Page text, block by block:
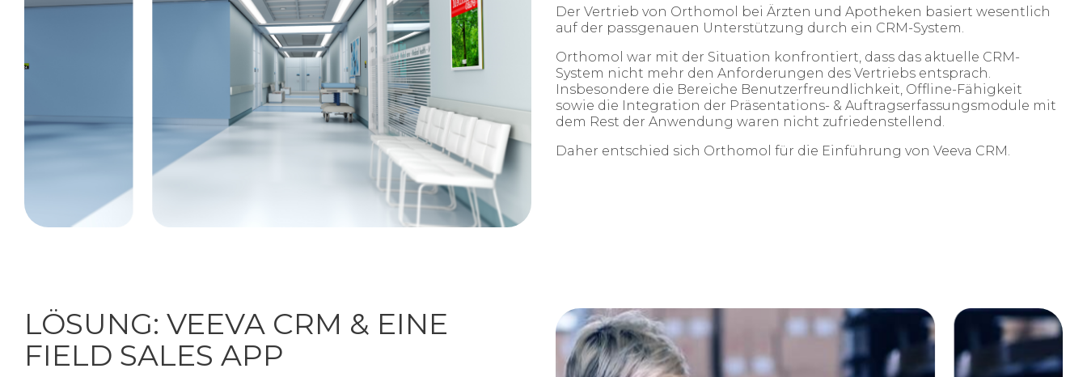
Der Vertrieb von Orthomol bei Ärzten und Apotheken basiert wesentlich
auf der passgenauen Unterstützung durch ein CRM-System.
Orthomol war mit der Situation konfrontiert, dass das aktuelle CRM-
System nicht mehr den Anforderungen des Vertriebs entsprach.
Insbesondere die Bereiche Benutzerfreundlichkeit, Offline-Fähigkeit
sowie die Integration der Präsentations- & Auftragserfassungsmodule mit
dem Rest der Anwendung waren nicht zufriedenstellend.
Daher entschied sich Orthomol für die Einführung von Veeva CRM.
LÖSUNG: VEEVA CRM & EINE
FIELD SALES APP